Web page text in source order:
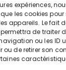
expériences,
les cookies
appareils. Le fait
de traiter
ou les ID
ou de retirer son
*